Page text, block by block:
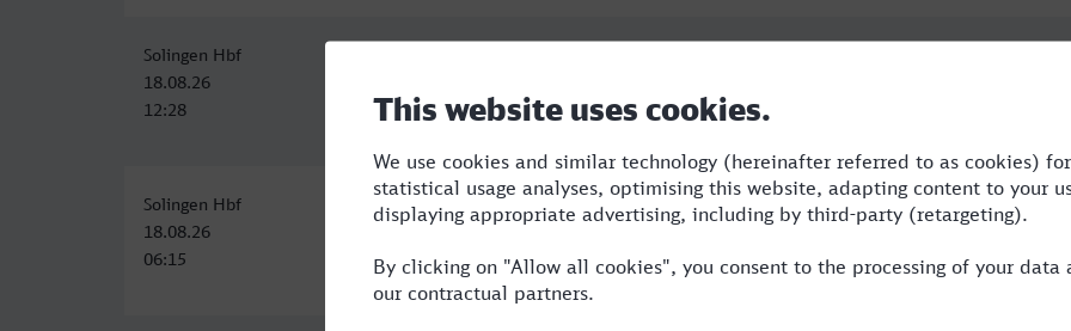
Solingen Hbf
18.08.26
12:28
17:08
Solingen Hbf
18.08.26
06:15
Kempten (Allgäu) Hbf
18.08.26
11:25
5:10 RE,NX,ICE